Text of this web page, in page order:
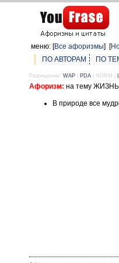
меню: [Все афоризмы] [
ПО АВТОРАМ
ПО
Разрешение: WAP PDA | NORM |
Афоризм: на тему ЖИЗНЬ
В природе все